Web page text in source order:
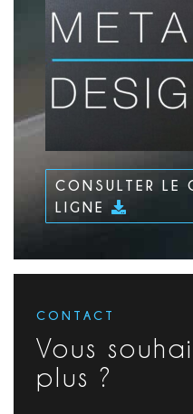
CONSULTER LE
LIGNE
CONTACT
Vous
plus ?